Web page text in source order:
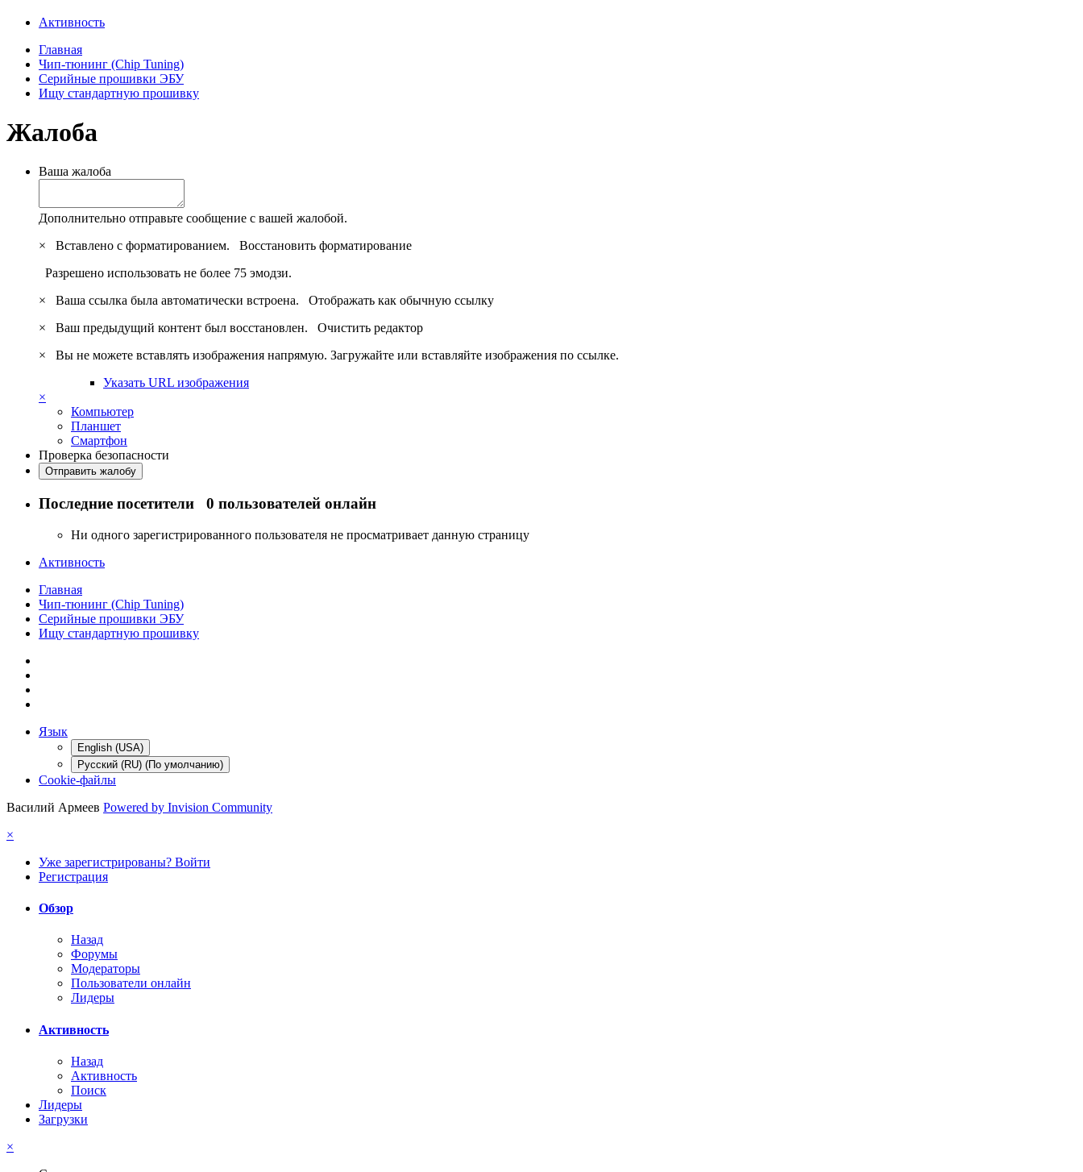
Активность
Главная
Чип-тюнинг (Chip Tuning)
Серийные прошивки ЭБУ
Ищу стандартную прошивку
Жалоба
Ваша жалоба
Дополнительно отправьте сообщение с вашей жалобой.
×
Вставлено с форматированием. Восстановить форматирование
Разрешено использовать не более 75 эмодзи.
×
Ваша ссылка была автоматически встроена. Отображать как обычную ссылку
×
Ваш предыдущий контент был восстановлен. Очистить редактор
×
Вы не можете вставлять изображения напрямую. Загружайте или вставляйте изображения по ссылке.
Указать URL изображения
×
Компьютер
Планшет
Смартфон
Проверка безопасности
Отправить жалобу
Последние посетители 0 пользователей онлайн
Ни одного зарегистрированного пользователя не просматривает данную страницу
Активность
Главная
Чип-тюнинг (Chip Tuning)
Серийные прошивки ЭБУ
Ищу стандартную прошивку
Язык
English (USA)
Русский (RU) (По умолчанию)
Cookie-файлы
Василий Армеев Powered by Invision Community
×
Уже зарегистрированы? Войти
Регистрация
Обзор
Назад
Форумы
Модераторы
Пользователи онлайн
Лидеры
Активность
Назад
Активность
Поиск
Лидеры
Загрузки
×